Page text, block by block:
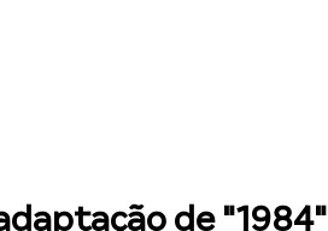
de "1984"